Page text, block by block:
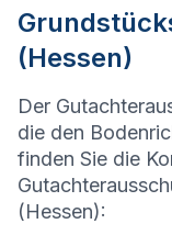
(Hessen)
Der
die den
finden Sie die
(Hessen):